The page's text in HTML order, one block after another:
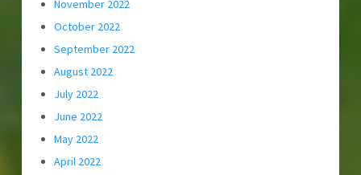
November 2022
October 2022
September 2022
August 2022
July 2022
June 2022
May 2022
April 2022